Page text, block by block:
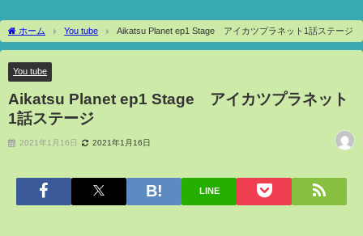
ホーム You tube Aikatsu Planet ep1 Stage アイカツプラネット1話ステージ
You tube
Aikatsu Planet ep1 Stage アイカツプラネット
1話ステージ
2021年1月16日 2021年1月16日
LINE